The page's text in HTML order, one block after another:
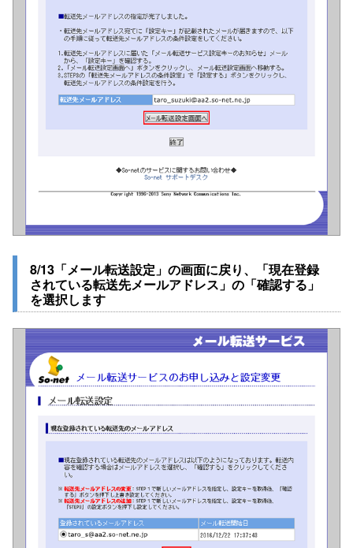
8/13「メール転送設定」の画面に戻り、「現在登録
されている転送先メールアドレス」の「確認する」
を選択します